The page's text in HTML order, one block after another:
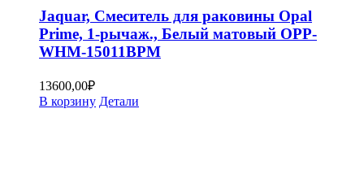
Jaquar, Смеситель для раковины Opal
Prime, 1-рычаж., Белый матовый OPP-
WHM-15011BPM
13600,00₽
В корзину Детали